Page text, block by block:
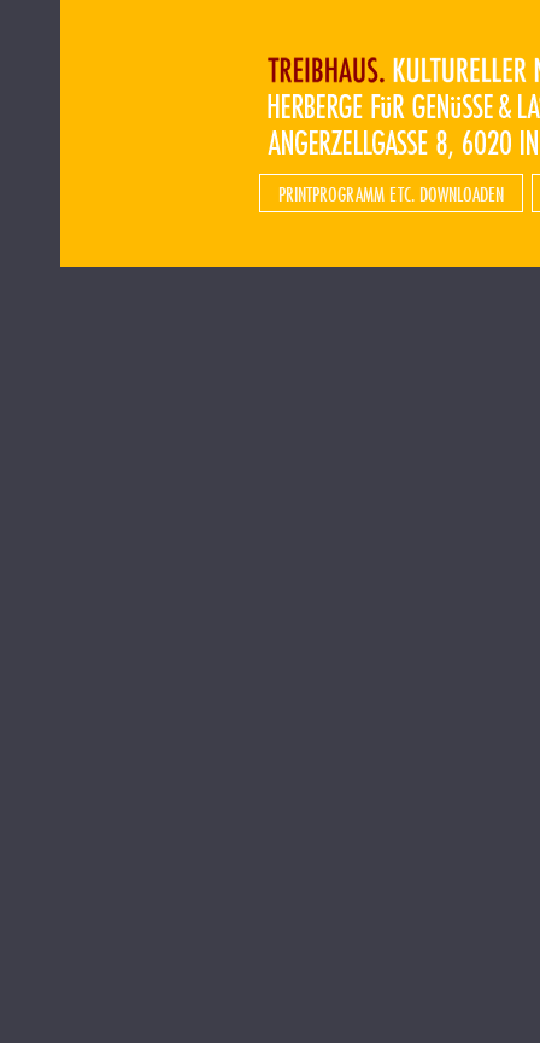
PRINTPROGRAMM ETC. DOWNLOADEN